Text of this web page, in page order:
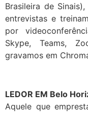
Brasileira de
entrevistas e
por
Skype, Teams,
gravamos em
LEDOR EM Belo
Aquele que